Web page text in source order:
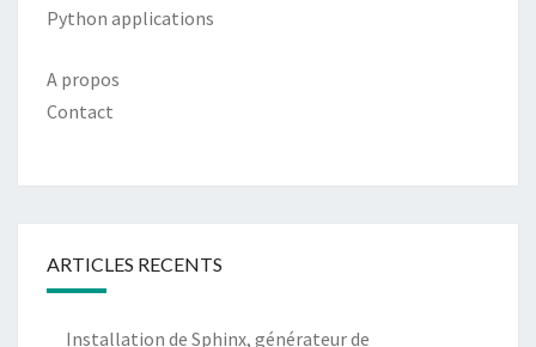
Python applications
A propos
Contact
ARTICLES RECENTS
Installation de Sphinx, générateur de